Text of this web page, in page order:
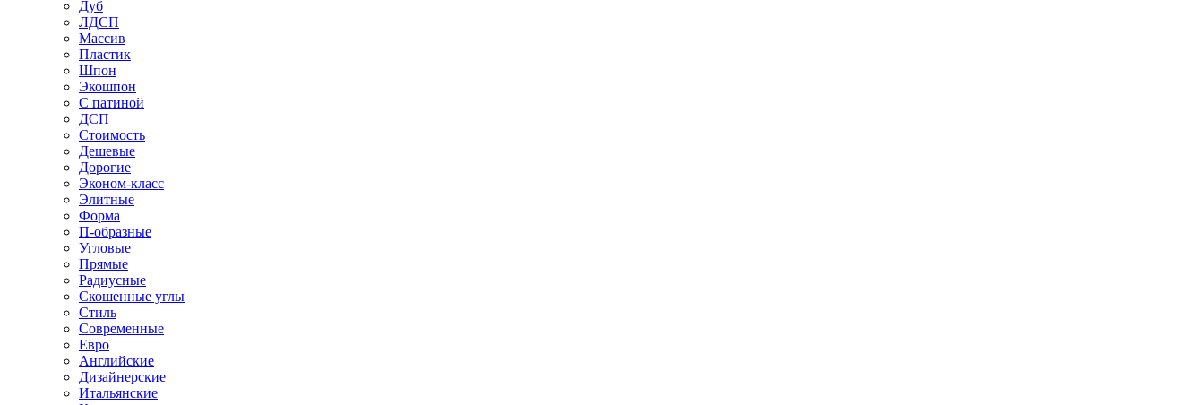
Дуб
ЛДСП
Массив
Пластик
Шпон
Экошпон
С патиной
ДСП
Стоимость
Дешевые
Дорогие
Эконом-класс
Элитные
Форма
П-образные
Угловые
Прямые
Радиусные
Скошенные углы
Стиль
Современные
Евро
Английские
Дизайнерские
Итальянские